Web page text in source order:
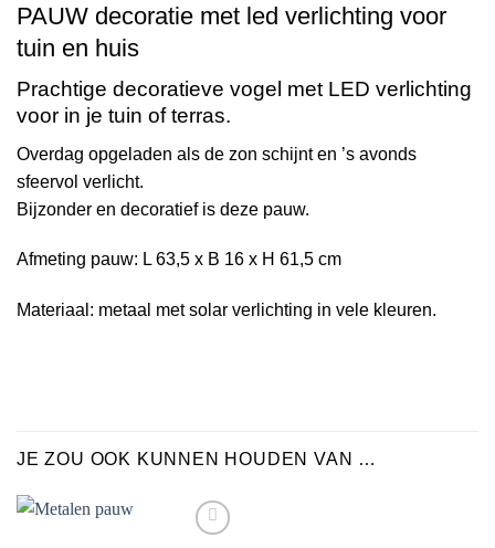
PAUW decoratie met led verlichting voor
tuin en huis
Prachtige decoratieve vogel met LED verlichting
voor in je tuin of terras.
Overdag opgeladen als de zon schijnt en ’s avonds
sfeervol verlicht.
Bijzonder en decoratief is deze pauw.
Afmeting pauw: L 63,5 x B 16 x H 61,5 cm
Materiaal: metaal met solar verlichting in vele kleuren.
JE ZOU OOK KUNNEN HOUDEN VAN …